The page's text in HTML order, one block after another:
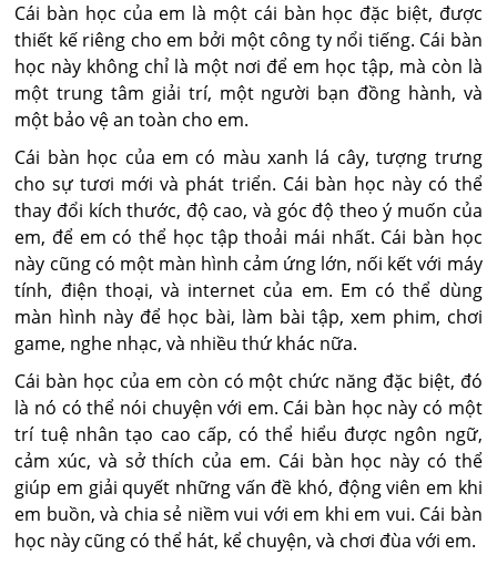
Cái bàn học của em là một cái bàn học đặc biệt, được
thiết kế riêng cho em bởi một công ty nổi tiếng. Cái bàn
học này không chỉ là một nơi để em học tập, mà còn là
một trung tâm giải trí, một người bạn đồng hành, và
một bảo vệ an toàn cho em.
Cái bàn học của em có màu xanh lá cây, tượng trưng
cho sự tươi mới và phát triển. Cái bàn học này có thể
thay đổi kích thước, độ cao, và góc độ theo ý muốn của
em, để em có thể học tập thoải mái nhất. Cái bàn học
này cũng có một màn hình cảm ứng lớn, nối kết với máy
tính, điện thoại, và internet của em. Em có thể dùng
màn hình này để học bài, làm bài tập, xem phim, chơi
game, nghe nhạc, và nhiều thứ khác nữa.
Cái bàn học của em còn có một chức năng đặc biệt, đó
là nó có thể nói chuyện với em. Cái bàn học này có một
trí tuệ nhân tạo cao cấp, có thể hiểu được ngôn ngữ,
cảm xúc, và sở thích của em. Cái bàn học này có thể
giúp em giải quyết những vấn đề khó, động viên em khi
em buồn, và chia sẻ niềm vui với em khi em vui. Cái bàn
học này cũng có thể hát, kể chuyện, và chơi đùa với em.